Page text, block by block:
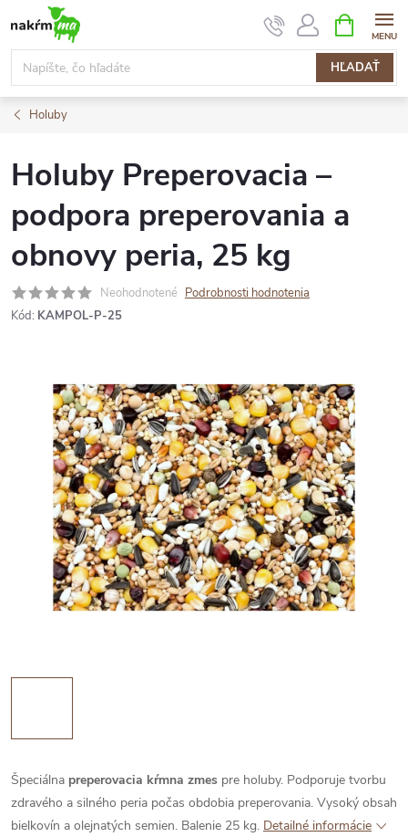
na
obsah
HĽADAŤ
KOŠÍK
Holuby
Holuby Preperovacia –
podpora preperovania a
obnovy peria, 25 kg
Neohodnotené Podrobnosti hodnotenia
Kód: KAMPOL-P-25
Špeciálna preperovacia kŕmna zmes pre holuby. Podporuje tvorbu
zdravého a silného peria počas obdobia preperovania. Vysoký obsah
bielkovín a olejnatých semien. Balenie 25 kg. Detailné informácie